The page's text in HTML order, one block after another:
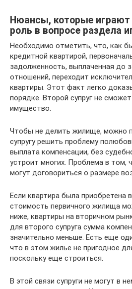
Нюансы, которые
роль в вопросе раздела
Необходимо отметить, что, как
кредитной квартирой,
задолженность, выплаченная до
отношений, переходит
квартиры. Этот факт легко
порядке. Второй супруг не
имущество.
Чтобы не делить жилище, можно
супругу решить проблему
выплата компенсации, без
устроит многих. Проблема в том,
могут договориться о размере
Если квартира была приобретена
стоимость первичного жилища
ниже, квартиры на вторичном
для второго супруга сумма
значительно меньше. Есть еще
что в этом жилье не пригодное
поскольку еще строиться.
В этой связи супруги не могут в